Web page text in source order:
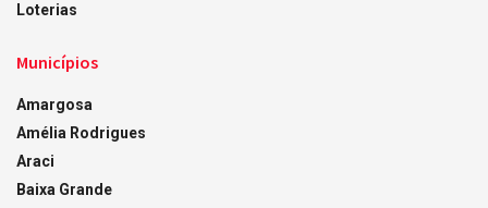
Loterias
Municípios
Amargosa
Amélia Rodrigues
Araci
Baixa Grande